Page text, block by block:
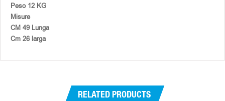
Peso 12 KG
Misure
CM 49 Lunga
Cm 26 larga
RELATED PRODUCTS